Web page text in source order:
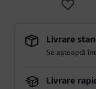
Livrare
Se așteaptă
Livrare